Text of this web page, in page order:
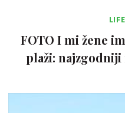
FOTO I mi žene
plaži: najzgodniji